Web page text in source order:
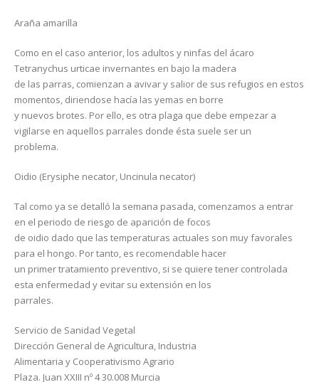
Araña amarilla
Como en el caso anterior, los adultos y ninfas del ácaro
Tetranychus urticae invernantes en bajo la madera
de las parras, comienzan a avivar y salior de sus refugios en estos
momentos, diriendose hacía las yemas en borre
y nuevos brotes. Por ello, es otra plaga que debe empezar a
vigilarse en aquellos parrales donde ésta suele ser un
problema.
Oidio (Erysiphe necator, Uncinula necator)
Tal como ya se detalló la semana pasada, comenzamos a entrar
en el periodo de riesgo de aparición de focos
de oidio dado que las temperaturas actuales son muy favorales
para el hongo. Por tanto, es recomendable hacer
un primer tratamiento preventivo, si se quiere tener controlada
esta enfermedad y evitar su extensión en los
parrales.
Servicio de Sanidad Vegetal
Dirección General de Agricultura, Industria
Alimentaria y Cooperativismo Agrario
Plaza. Juan XXIII nº 4 30.008 Murcia